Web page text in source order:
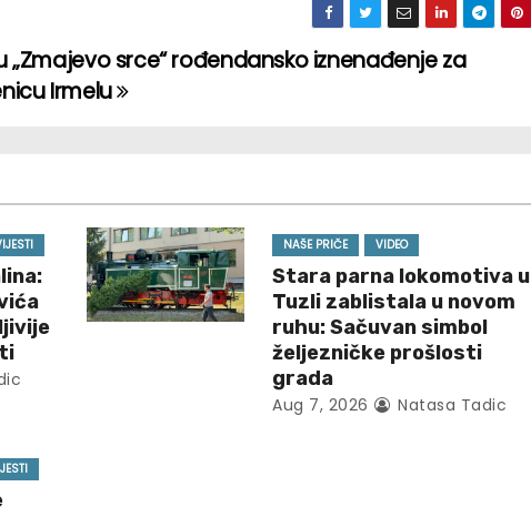
„Zmajevo srce“ rođendansko iznenađenje za
Irmelu
NAŠE PRIČE VIDEO
Stara parna lokomotiva u
Tuzli zablistala u novom
ruhu: Sačuvan simbol
željezničke prošlosti
grada
Aug 7, 2026 Natasa Tadic